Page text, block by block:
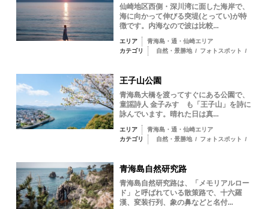
仙崎地区西側・深川湾に面した海岸で、
海に向かって伸びる突堤(とってい)が特
徴です。内海なので波は比較...
エリア
青海島・通・仙崎エリア
カテゴリ
自然・景勝地 / フォトスポット /
王子山公園
青海島大橋を渡ってすぐにある公園で、
童謡詩人 金子みすゞも「王子山」を詩に
詠んでいます。晴れた日は真...
エリア
青海島・通・仙崎エリア
カテゴリ
自然・景勝地 / フォトスポット /
青海島自然研究路
青海島自然研究路は、「メモリアルロー
ド」と呼ばれている散策路で、十六羅
漢、変装行列、象の鼻などと名付...